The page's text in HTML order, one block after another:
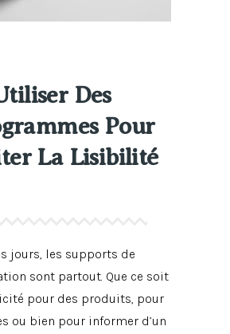
Des
Pour
La Lisibilité
jours, les supports de
sont partout. Que ce soit
pour des produits, pour
ou bien pour informer d’un